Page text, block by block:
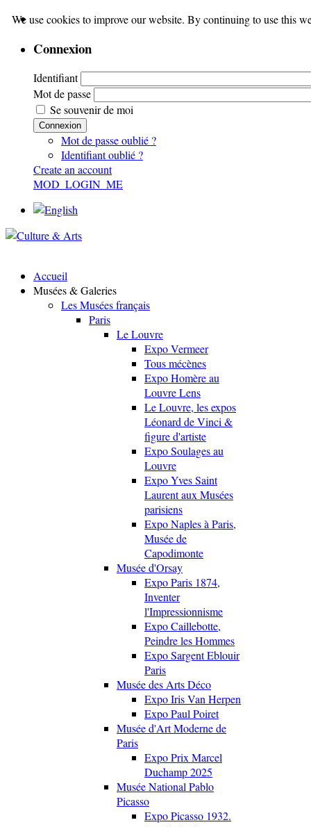
Connexion
Identifiant
Mot de passe
Se souvenir de moi
Connexion
Mot de passe oublié ?
Identifiant oublié ?
Create an account
MOD_LOGIN_ME
Accueil
Musées & Galeries
Les Musées français
Paris
Le Louvre
Expo Vermeer
Tous mécènes
Expo Homère au
Louvre Lens
Le Louvre, les expos
Léonard de Vinci &
figure d'artiste
Expo Soulages au
Louvre
Expo Yves Saint
Laurent aux Musées
parisiens
Expo Naples à Paris,
Musée de
Capodimonte
Musée d'Orsay
Expo Paris 1874,
Inventer
l'Impressionnisme
Expo Caillebotte,
Peindre les Hommes
Expo Sargent Eblouir
Paris
Musée des Arts Déco
Expo Iris Van Herpen
Expo Paul Poiret
Musée d'Art Moderne de
Paris
Expo Prix Marcel
Duchamp 2025
Musée National Pablo
Picasso
Expo Picasso 1932.
We use cookies to improve our website. By continuing to use this